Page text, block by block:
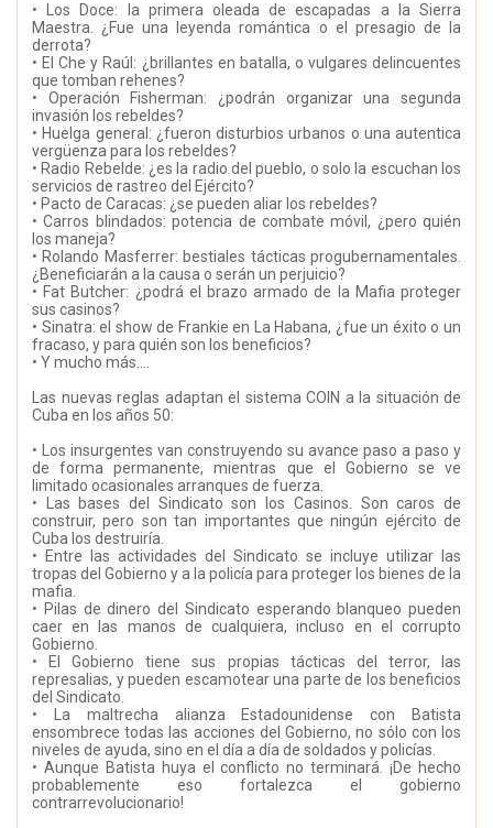
• Los Doce: la primera oleada de escapadas a la Sierra
Maestra. ¿Fue una leyenda romántica o el presagio de la
derrota?
• El Che y Raúl: ¿brillantes en batalla, o vulgares delincuentes
que tomban rehenes?
• Operación Fisherman: ¿podrán organizar una segunda
invasión los rebeldes?
• Huelga general: ¿fueron disturbios urbanos o una autentica
vergüenza para los rebeldes?
• Radio Rebelde: ¿es la radio del pueblo, o solo la escuchan los
servicios de rastreo del Ejército?
• Pacto de Caracas: ¿se pueden aliar los rebeldes?
• Carros blindados: potencia de combate móvil, ¿pero quién
los maneja?
• Rolando Masferrer: bestiales tácticas progubernamentales.
¿Beneficiarán a la causa o serán un perjuicio?
• Fat Butcher: ¿podrá el brazo armado de la Mafia proteger
sus casinos?
• Sinatra: el show de Frankie en La Habana, ¿fue un éxito o un
fracaso, y para quién son los beneficios?
• Y mucho más….
Las nuevas reglas adaptan el sistema COIN a la situación de
Cuba en los años 50:
• Los insurgentes van construyendo su avance paso a paso y
de forma permanente, mientras que el Gobierno se ve
limitado ocasionales arranques de fuerza.
• Las bases del Sindicato son los Casinos. Son caros de
construir, pero son tan importantes que ningún ejército de
Cuba los destruiría.
• Entre las actividades del Sindicato se incluye utilizar las
tropas del Gobierno y a la policía para proteger los bienes de la
mafia.
• Pilas de dinero del Sindicato esperando blanqueo pueden
caer en las manos de cualquiera, incluso en el corrupto
Gobierno.
• El Gobierno tiene sus propias tácticas del terror, las
represalias, y pueden escamotear una parte de los beneficios
del Sindicato.
• La maltrecha alianza Estadounidense con Batista
ensombrece todas las acciones del Gobierno, no sólo con los
niveles de ayuda, sino en el día a día de soldados y policías.
• Aunque Batista huya el conflicto no terminará. ¡De hecho
probablemente eso fortalezca el gobierno
contrarrevolucionario!